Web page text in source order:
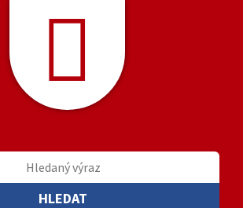
HLEDAT